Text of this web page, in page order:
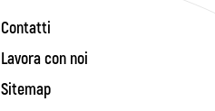
Contatti
Lavora con noi
Sitemap